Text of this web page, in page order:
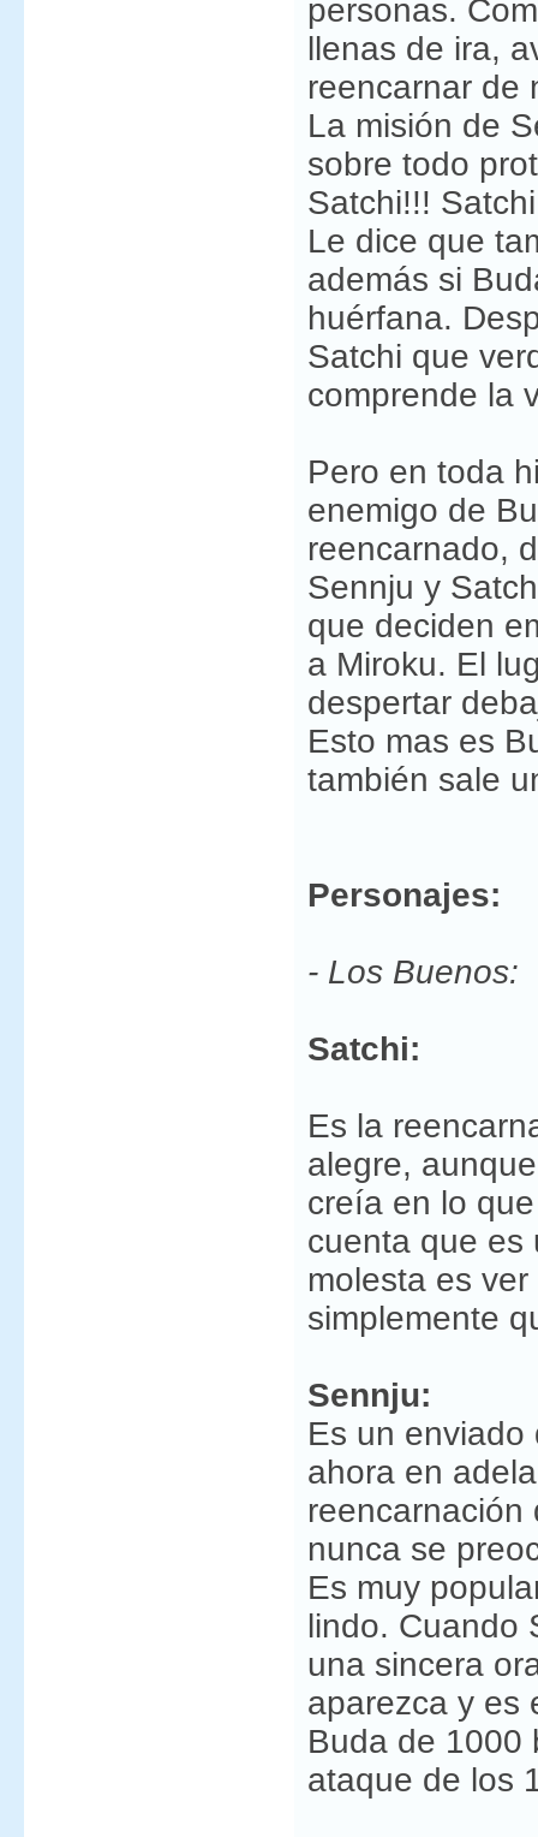
personas.
llenas de ira,
reencarnar de
La misión de
sobre todo
Satchi!!!
Le dice que
además si
huérfana.
Satchi que
comprende la
Pero en toda
enemigo de
reencarnado,
Sennju y
que deciden
a Miroku. El
despertar
Esto mas es
también sale
Personajes:
- Los Buenos:
Satchi:
Es la
alegre,
creía en lo
cuenta que es
molesta es
simplemente
Sennju:
Es un enviado
ahora en
reencarnación
nunca se
Es muy
lindo. Cuando
una sincera
aparezca y es
Buda de 1000
ataque de los